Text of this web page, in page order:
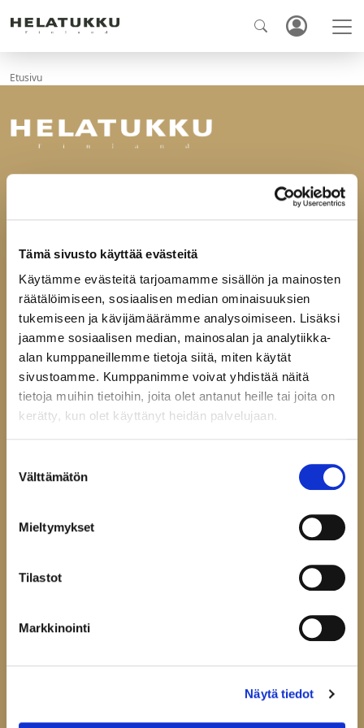
Tämä sivusto käyttää evästeitä
Käytämme evästeitä tarjoamamme sisällön ja mainosten
räätälöimiseen, sosiaalisen median ominaisuuksien
tukemiseen ja kävijämäärämme analysoimiseen. Lisäksi
jaamme sosiaalisen median, mainosalan ja analytiikka-
alan kumppaneillemme tietoja siitä, miten käytät
sivustoamme. Kumppanimme voivat yhdistää näitä
tietoja muihin tietoihin, joita olet antanut heille tai joita on
kerätty, kun olet käyttänyt heidän palvelujaan.
valinta
Välttämätön
Mieltymykset
Tilastot
Markkinointi
Näytä tiedot
Etusivu
Helatukku Finland Oy
60100 Seinäjoki
puh029-123 9400
fax 06-4144165
mail@helatukku.com
Tarkista ehdot
Toimitusehdot
Palautukset ja reklamaatiot
Tietosuojaseloste
Liity uutiskirjelistallemme,
uutuustuotteistamme.
Liity uutiskirjelistalle